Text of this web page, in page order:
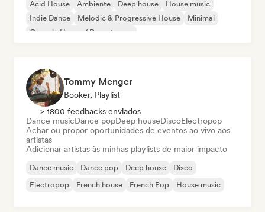
Acid House Ambiente Deep house
House music
Indie Dance
Melodic & Progressive House
Minimal
Organic House / Downtempo
Tommy Menger
Booker, Playlist
> 1800 feedbacks enviados
Dance musicDance popDeep houseDiscoElectropop
Achar ou propor oportunidades de eventos ao vivo aos
artistas
Adicionar artistas às minhas playlists de maior impacto
Dance music Dance pop Deep house
Disco
Electropop
French house French Pop House music